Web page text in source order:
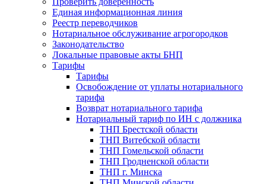
Единая информационная линия
Реестр переводчиков
Нотариальное обслуживание агрогородков
Законодательство
Локальные правовые акты БНП
Тарифы
Тарифы
Освобождение от уплаты нотариального
тарифа
Возврат нотариального тарифа
Нотариальный тариф по ИН с должника
ТНП Брестской области
ТНП Витебской области
ТНП Гомельской области
ТНП Гродненской области
ТНП г. Минска